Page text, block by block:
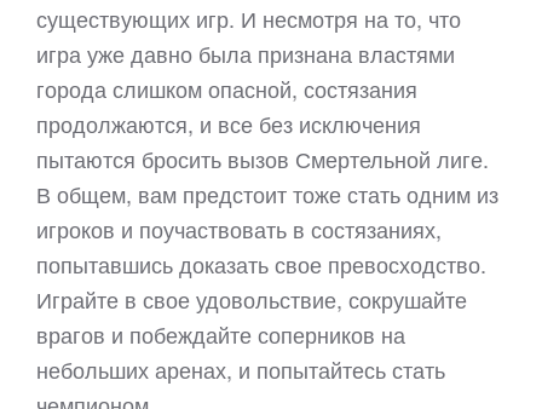
существующих игр. И несмотря на то, что
игра уже давно была признана властями
города слишком опасной, состязания
продолжаются, и все без исключения
пытаются бросить вызов Смертельной лиге.
В общем, вам предстоит тоже стать одним из
игроков и поучаствовать в состязаниях,
попытавшись доказать свое превосходство.
Играйте в свое удовольствие, сокрушайте
врагов и побеждайте соперников на
небольших аренах, и попытайтесь стать